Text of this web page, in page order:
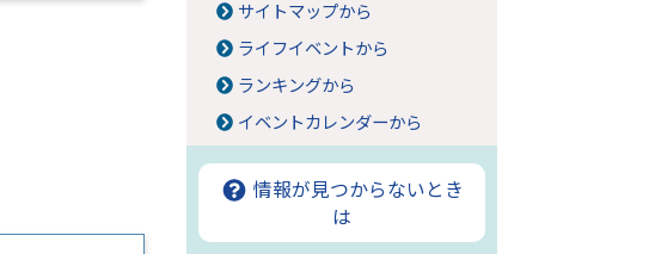
サイトマップから
ライフイベントから
ランキングから
イベントカレンダーから
情報が見つからないとき
は